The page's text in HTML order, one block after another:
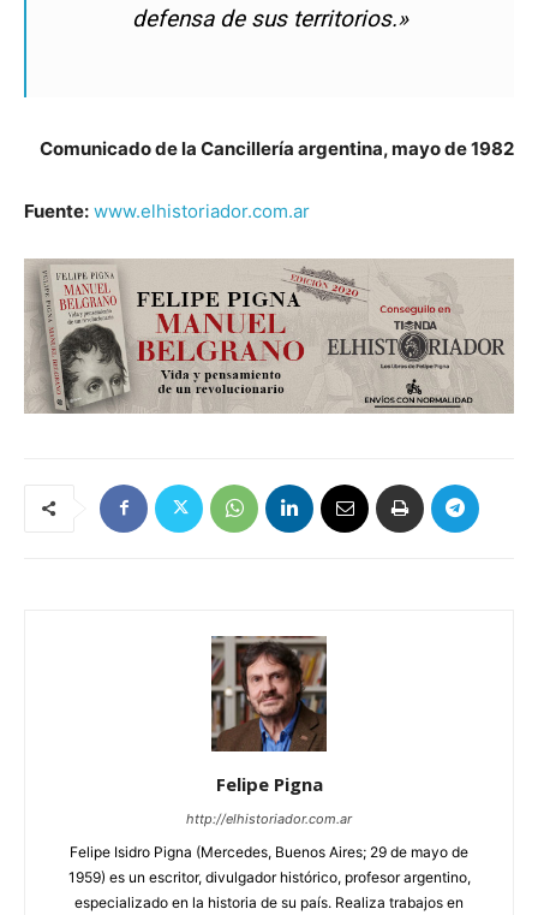
defensa de sus territorios.»
Comunicado de la Cancillería argentina, mayo de 1982
Fuente: www.elhistoriador.com.ar
Felipe Pigna
http://elhistoriador.com.ar
Felipe Isidro Pigna (Mercedes, Buenos Aires; 29 de mayo de
1959) es un escritor, divulgador histórico, profesor argentino,
especializado en la historia de su país. Realiza trabajos en